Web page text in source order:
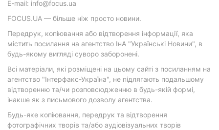
E-mail: info@focus.ua
FOCUS.UA — більше ніж просто новини.
Передрук, копіювання або відтворення інформації, яка
містить посилання на агентство ІнА "Українські Новини", в
будь-якому вигляді суворо заборонені.
Всі матеріали, які розміщені на цьому сайті з посиланням на
агентство "Інтерфакс-Україна", не підлягають подальшому
відтворенню та/чи розповсюдженню в будь-якій формі,
інакше як з письмового дозволу агентства.
Будь-яке копіювання, передрук та відтворення
фотографічних творів та/або аудіовізуальних творів